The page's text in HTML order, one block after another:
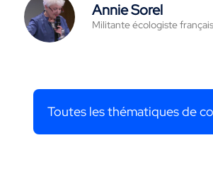
Annie Sorel
Militante écologiste
Toutes les thématiques de